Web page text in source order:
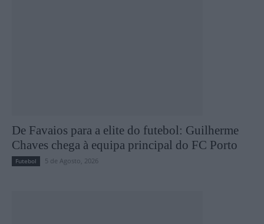
De Favaios para a elite do futebol: Guilherme
Chaves chega à equipa principal do FC Porto
Futebol 5 de Agosto, 2026